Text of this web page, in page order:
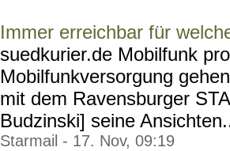
Immer erreichbar für
suedkurier.de Mobilfunk
Mobilfunkversorgung
mit dem Ravensburger
Budzinski] seine
Starmail - 17. Nov, 09:19